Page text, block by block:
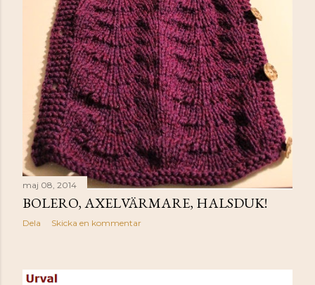
maj 08, 2014
BOLERO, AXELVÄRMARE, HALSDUK!
Dela Skicka en kommentar